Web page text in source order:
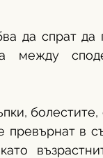
да спрат да
между
превърнат в